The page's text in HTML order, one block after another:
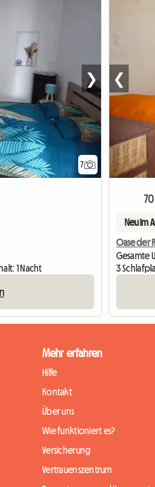
7
❯
1 Nacht
❮
Neu im
Oase der
Gesamte
3
Mehr erfahren
Hilfe
Kontakt
Über uns
Wie funktioniert es?
Versicherung
Vertrauenszentrum